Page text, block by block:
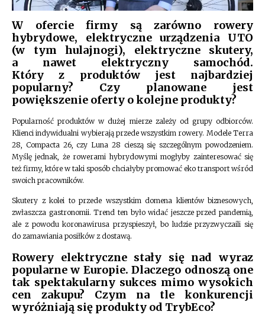
W ofercie firmy są zarówno rowery
hybrydowe, elektryczne urządzenia UTO
(w tym hulajnogi), elektryczne skutery,
a nawet elektryczny samochód.
Który z produktów jest najbardziej
popularny? Czy planowane jest
powiększenie oferty o kolejne produkty?
Popularność produktów w dużej mierze zależy od grupy odbiorców.
Klienci indywidualni wybierają przede wszystkim rowery. Modele Terra
28, Compacta 26, czy Luna 28 cieszą się szczególnym powodzeniem.
Myślę jednak, że rowerami hybrydowymi mogłyby zainteresować się
też firmy, które w taki sposób chciałyby promować eko transport wśród
swoich pracowników.
Skutery z kolei to przede wszystkim domena klientów biznesowych,
zwłaszcza gastronomii. Trend ten było widać jeszcze przed pandemią,
ale z powodu koronawirusa przyspieszył, bo ludzie przyzwyczaili się
do zamawiania posiłków z dostawą.
Rowery elektryczne stały się nad wyraz
popularne w Europie. Dlaczego odnoszą one
tak spektakularny sukces mimo wysokich
cen zakupu? Czym na tle konkurencji
wyróżniają się produkty od TrybEco?